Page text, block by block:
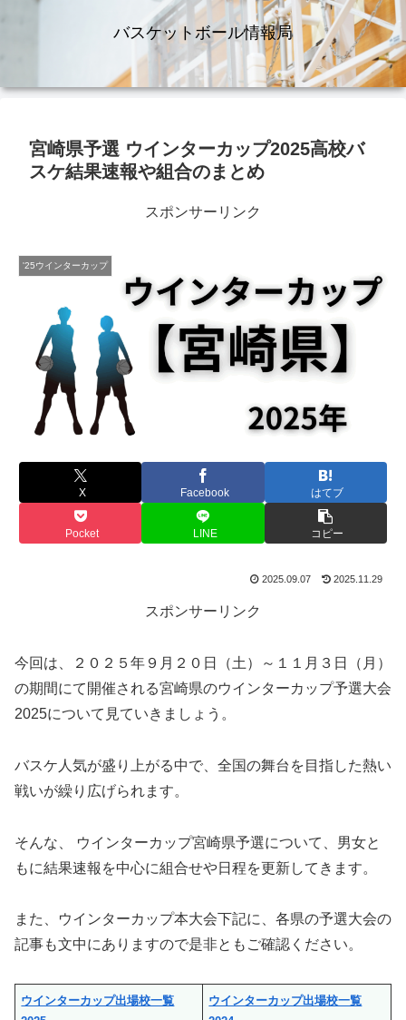
バスケットボール情報局
宮崎県予選 ウインターカップ2025高校バ
スケ結果速報や組合のまとめ
スポンサーリンク
'25ウインターカップ
X Facebook はてブ
Pocket LINE コピー
2025.09.07 2025.11.29
スポンサーリンク
今回は、２０２５年９月２０日（土）～１１月３日（月）
の期間にて開催される宮崎県のウインターカップ予選大会
2025について見ていきましょう。
バスケ人気が盛り上がる中で、全国の舞台を目指した熱い
戦いが繰り広げられます。
そんな、 ウインターカップ宮崎県予選について、男女と
もに結果速報を中心に組合せや日程を更新してきます。
また、ウインターカップ本大会下記に、各県の予選大会の
記事も文中にありますので是非ともご確認ください。
ウインターカップ出場校一覧
ウインターカップ出場校一覧